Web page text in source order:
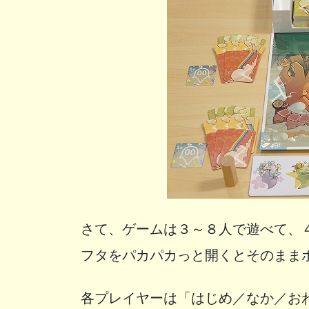
さて、ゲームは３～８人で遊べて
フタをパカパカっと開くとそのま
各プレイヤーは「はじめ／なか／